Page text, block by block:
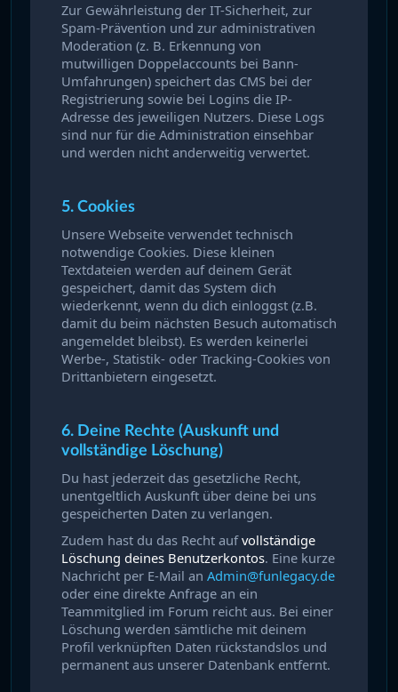
Zur Gewährleistung der IT-Sicherheit, zur
Spam-Prävention und zur administrativen
Moderation (z. B. Erkennung von
mutwilligen Doppelaccounts bei Bann-
Umfahrungen) speichert das CMS bei der
Registrierung sowie bei Logins die IP-
Adresse des jeweiligen Nutzers. Diese Logs
sind nur für die Administration einsehbar
und werden nicht anderweitig verwertet.
5. Cookies
Unsere Webseite verwendet technisch
notwendige Cookies. Diese kleinen
Textdateien werden auf deinem Gerät
gespeichert, damit das System dich
wiederkennt, wenn du dich einloggst (z.B.
damit du beim nächsten Besuch automatisch
angemeldet bleibst). Es werden keinerlei
Werbe-, Statistik- oder Tracking-Cookies von
Drittanbietern eingesetzt.
6. Deine Rechte (Auskunft und
vollständige Löschung)
Du hast jederzeit das gesetzliche Recht,
unentgeltlich Auskunft über deine bei uns
gespeicherten Daten zu verlangen.
Zudem hast du das Recht aufvollständige
Löschung deines Benutzerkontos. Eine kurze
Nachricht per E-Mail an Admin@funlegacy.de
oder eine direkte Anfrage an ein
Teammitglied im Forum reicht aus. Bei einer
Löschung werden sämtliche mit deinem
Profil verknüpften Daten rückstandslos und
permanent aus unserer Datenbank entfernt.